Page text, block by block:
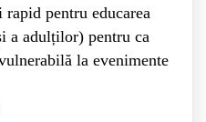
pentru educarea
a adulților) pentru ca
la evenimente